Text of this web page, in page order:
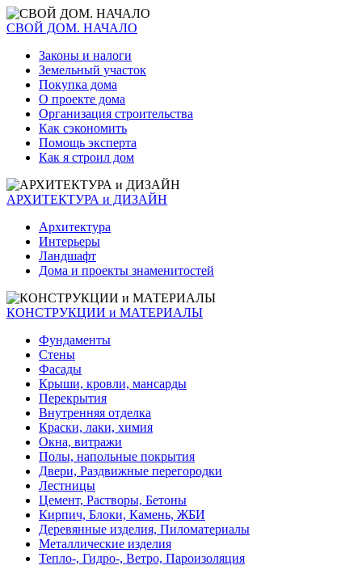
СВОЙ ДОМ. НАЧАЛО
Законы и налоги
Земельный участок
Покупка дома
О проекте дома
Организация строительства
Как сэкономить
Помощь эксперта
Как я строил дом
АРХИТЕКТУРА и ДИЗАЙН
Архитектура
Интерьеры
Ландшафт
Дома и проекты знаменитостей
КОНСТРУКЦИИ и МАТЕРИАЛЫ
Фундаменты
Стены
Фасады
Крыши, кровли, мансарды
Перекрытия
Внутренняя отделка
Краски, лаки, химия
Окна, витражи
Полы, напольные покрытия
Двери, Раздвижные перегородки
Лестницы
Цемент, Растворы, Бетоны
Кирпич, Блоки, Камень, ЖБИ
Деревянные изделия, Пиломатериалы
Металлические изделия
Тепло-, Гидро-, Ветро, Пароизоляция